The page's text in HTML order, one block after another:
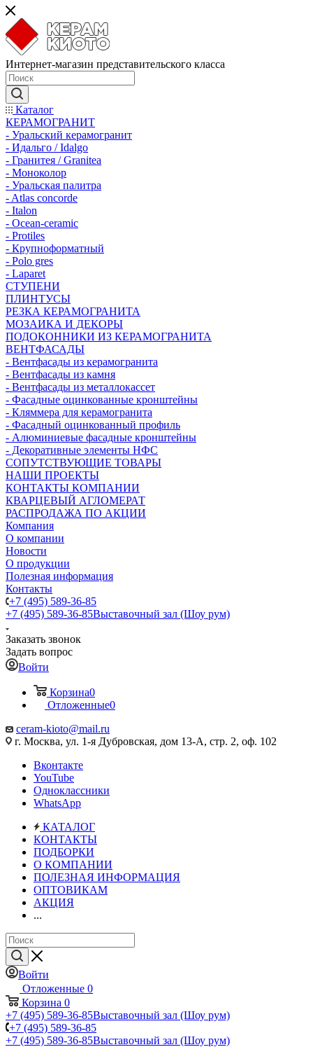
Интернет-магазин представительского класса
Каталог
КЕРАМОГРАНИТ
- Уральский керамогранит
- Идальго / Idalgo
- Гранитея / Granitea
- Моноколор
- Уральская палитра
- Atlas concorde
- Italon
- Ocean-ceramic
- Protiles
- Крупноформатный
- Polo gres
- Laparet
СТУПЕНИ
ПЛИНТУСЫ
РЕЗКА КЕРАМОГРАНИТА
МОЗАИКА И ДЕКОРЫ
ПОДОКОННИКИ ИЗ КЕРАМОГРАНИТА
ВЕНТФАСАДЫ
- Вентфасады из керамогранита
- Вентфасады из камня
- Вентфасады из металлокассет
- Фасадные оцинкованные кронштейны
- Кляммера для керамогранита
- Фасадный оцинкованный профиль
- Алюминиевые фасадные кронштейны
- Декоративные элементы НФС
СОПУТСТВУЮЩИЕ ТОВАРЫ
НАШИ ПРОЕКТЫ
КОНТАКТЫ КОМПАНИИ
КВАРЦЕВЫЙ АГЛОМЕРАТ
РАСПРОДАЖА ПО АКЦИИ
Компания
О компании
Новости
О продукции
Полезная информация
Контакты
+7 (495) 589-36-85
+7 (495) 589-36-85Выставочный зал (Шоу рум)
Заказать звонок
Задать вопрос
Войти
Корзина0
Отложенные0
ceram-kioto@mail.ru
г. Москва, ул. 1-я Дубровская, дом 13-А, стр. 2, оф. 102
Вконтакте
YouTube
Одноклассники
WhatsApp
КАТАЛОГ
КОНТАКТЫ
ПОДБОРКИ
О КОМПАНИИ
ПОЛЕЗНАЯ ИНФОРМАЦИЯ
ОПТОВИКАМ
АКЦИЯ
...
Войти
Отложенные 0
Корзина 0
+7 (495) 589-36-85Выставочный зал (Шоу рум)
+7 (495) 589-36-85
+7 (495) 589-36-85Выставочный зал (Шоу рум)